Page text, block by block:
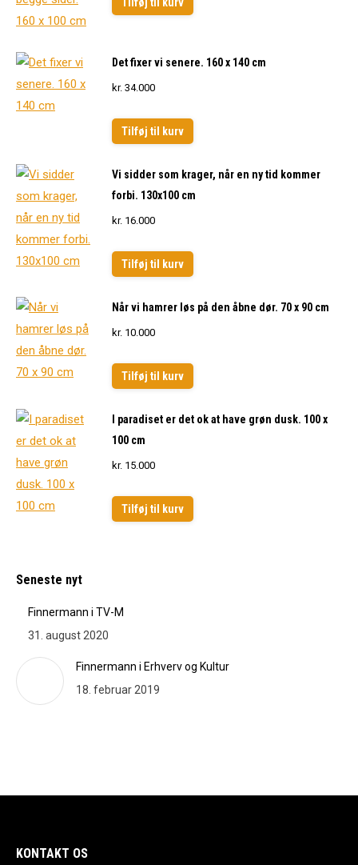
Det fixer vi senere. 160 x 140 cm
kr. 34.000
Tilføj til kurv
Vi sidder som krager, når en ny tid kommer
forbi. 130x100 cm
kr. 16.000
Tilføj til kurv
Når vi hamrer løs på den åbne dør. 70 x 90 cm
kr. 10.000
Tilføj til kurv
I paradiset er det ok at have grøn dusk. 100 x
100 cm
kr. 15.000
Tilføj til kurv
Seneste nyt
Finnermann i TV-M
31. august 2020
Finnermann i Erhverv og Kultur
18. februar 2019
KONTAKT OS